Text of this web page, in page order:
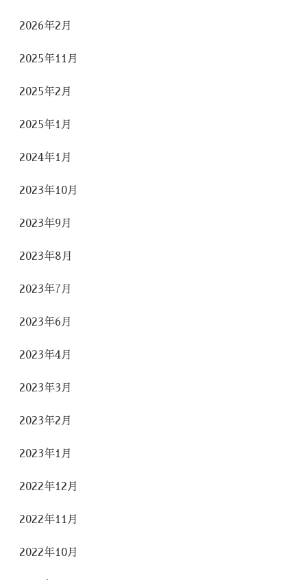
2026年2月
2025年11月
2025年2月
2025年1月
2024年1月
2023年10月
2023年9月
2023年8月
2023年7月
2023年6月
2023年4月
2023年3月
2023年2月
2023年1月
2022年12月
2022年11月
2022年10月